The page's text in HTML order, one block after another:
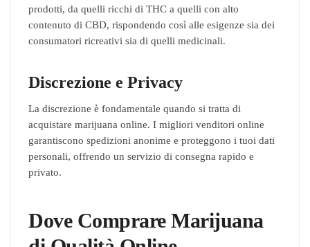
prodotti, da quelli ricchi di THC a quelli con alto
contenuto di CBD, rispondendo così alle esigenze sia dei
consumatori ricreativi sia di quelli medicinali.
Discrezione e Privacy
La discrezione è fondamentale quando si tratta di
acquistare marijuana online. I migliori venditori online
garantiscono spedizioni anonime e proteggono i tuoi dati
personali, offrendo un servizio di consegna rapido e
privato.
Dove Comprare Marijuana